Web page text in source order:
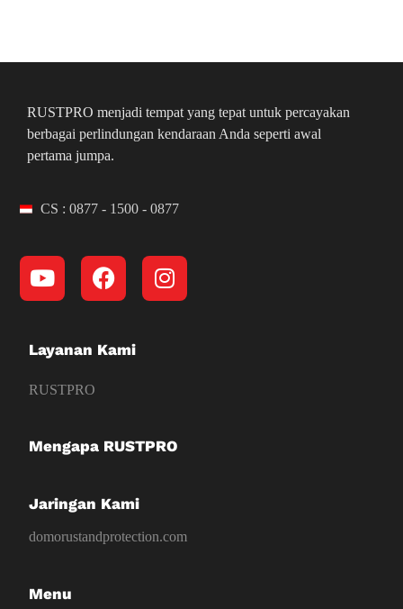
RUSTPRO menjadi tempat yang tepat untuk percayakan
berbagai perlindungan kendaraan Anda seperti awal
pertama jumpa.
CS : 0877 - 1500 - 0877
Layanan Kami
RUSTPRO
Mengapa RUSTPRO
Jaringan Kami
domorustandprotection.com
Menu